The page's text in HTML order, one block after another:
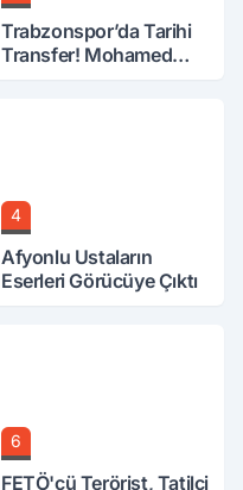
Trabzonspor’da Tarihi
Transfer! Mohamed
4
Afyonlu Ustaların
Eserleri Görücüye Çıktı
6
FETÖ'cü Terörist, Tatilci